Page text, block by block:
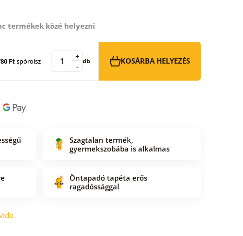
termékek közé helyezni
Ftspórolsz
-
+ db KOSÁRBA HELYEZÉS
Szagtalan termék,
gyermekszobába is alkalmas
Öntapadó tapéta erős
ragadóssággal